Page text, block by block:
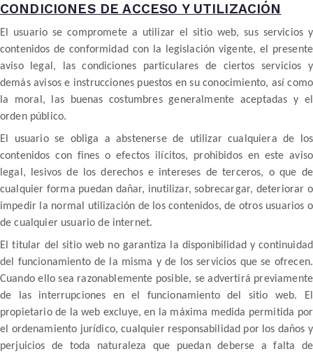
CONDICIONES DE ACCESO Y UTILIZACIÓN
El usuario se compromete a utilizar el sitio web, sus servicios y
contenidos de conformidad con la legislación vigente, el presente
aviso legal, las condiciones particulares de ciertos servicios y
demás avisos e instrucciones puestos en su conocimiento, así como
la moral, las buenas costumbres generalmente aceptadas y el
orden público.
El usuario se obliga a abstenerse de utilizar cualquiera de los
contenidos con fines o efectos ilícitos, prohibidos en este aviso
legal, lesivos de los derechos e intereses de terceros, o que de
cualquier forma puedan dañar, inutilizar, sobrecargar, deteriorar o
impedir la normal utilización de los contenidos, de otros usuarios o
de cualquier usuario de internet.
El titular del sitio web no garantiza la disponibilidad y continuidad
del funcionamiento de la misma y de los servicios que se ofrecen.
Cuando ello sea razonablemente posible, se advertirá previamente
de las interrupciones en el funcionamiento del sitio web. El
propietario de la web excluye, en la máxima medida permitida por
el ordenamiento jurídico, cualquier responsabilidad por los daños y
perjuicios de toda naturaleza que puedan deberse a falta de